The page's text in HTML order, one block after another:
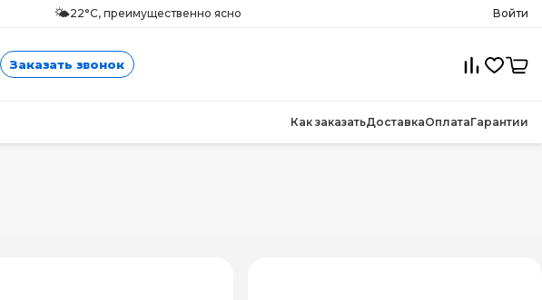
🌤️22°C, преимущественно ясно Войти
Заказать звонок
Как заказатьДоставкаОплатаГарантии